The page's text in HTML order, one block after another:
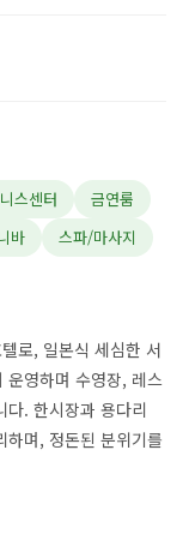
스센터
금연룸
바 스파/마사지
로, 일본식 세심한 서
운영하며 수영장, 레스
다. 한시장과 용다리
하며, 정돈된 분위기를